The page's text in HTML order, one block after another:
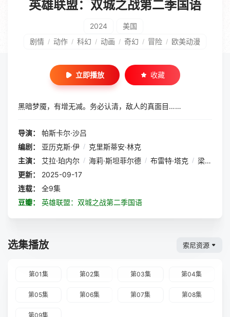
英雄联盟：双城之战第二季国语
2024
美国
剧情 / 动作 / 科幻 / 动画 / 奇幻 / 冒险 / 欧美动漫
立即播放 收藏
黑暗梦魇，有增无减。务必认清，敌人的真面目……
导演：
帕斯卡尔·沙吕
编剧：
亚历克斯·伊 / 克里斯蒂安·林克
主演：
艾拉·珀内尔 / 海莉·斯坦菲尔德 / 布雷特·塔克 / 梁佩诗
更新：
2025-09-17
连载：
全9集
豆瓣：
英雄联盟：双城之战第二季国语
选集播放 索尼资源
第01集 第02集 第03集 第04集
第05集 第06集 第07集 第08集
第09集